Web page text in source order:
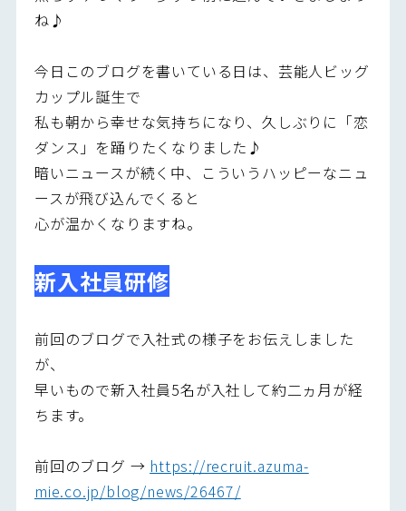
ね♪
今日このブログを書いている日は、芸能人ビッグ
カップル誕生で
私も朝から幸せな気持ちになり、久しぶりに「恋
ダンス」を踊りたくなりました♪
暗いニュースが続く中、こういうハッピーなニュ
ースが飛び込んでくると
心が温かくなりますね。
新入社員研修
前回のブログで入社式の様子をお伝えしました
が、
早いもので新入社員5名が入社して約二ヵ月が経
ちます。
前回のブログ → https://recruit.azuma-
mie.co.jp/blog/news/26467/